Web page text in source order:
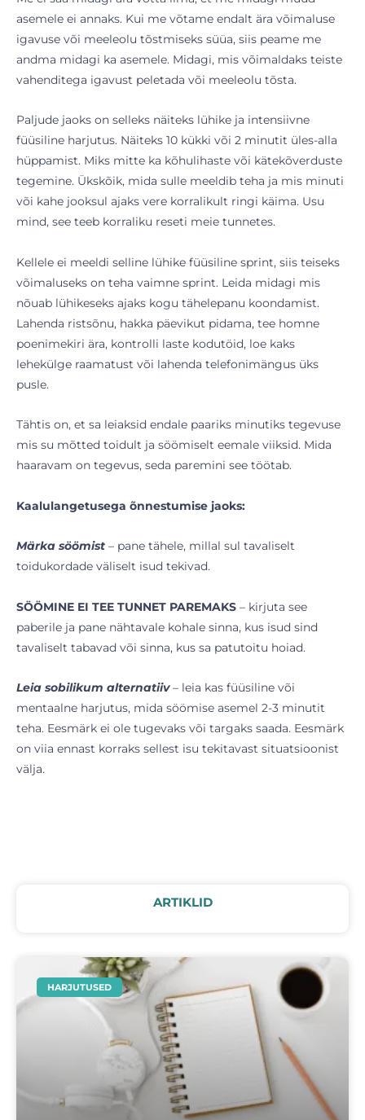
asemele ei annaks. Kui me võtame endalt ära võimaluse
igavuse või meeleolu tõstmiseks süüa, siis peame me
andma midagi ka asemele. Midagi, mis võimaldaks teiste
vahenditega igavust peletada või meeleolu tõsta.
Paljude jaoks on selleks näiteks lühike ja intensiivne
füüsiline harjutus. Näiteks 10 kükki või 2 minutit üles-alla
hüppamist. Miks mitte ka kõhulihaste või kätekõverduste
tegemine. Ükskõik, mida sulle meeldib teha ja mis minuti
või kahe jooksul ajaks vere korralikult ringi käima. Usu
mind, see teeb korraliku reseti meie tunnetes.
Kellele ei meeldi selline lühike füüsiline sprint, siis teiseks
võimaluseks on teha vaimne sprint. Leida midagi mis
nõuab lühikeseks ajaks kogu tähelepanu koondamist.
Lahenda ristsõnu, hakka päevikut pidama, tee homne
poenimekiri ära, kontrolli laste kodutöid, loe kaks
lehekülge raamatust või lahenda telefonimängus üks
pusle.
Tähtis on, et sa leiaksid endale paariks minutiks tegevuse
mis su mõtted toidult ja söömiselt eemale viiksid. Mida
haaravam on tegevus, seda paremini see töötab.
Kaalulangetusega õnnestumise jaoks:
Märka söömist – pane tähele, millal sul tavaliselt
toidukordade väliselt isud tekivad.
SÖÖMINE EI TEE TUNNET PAREMAKS – kirjuta see
paberile ja pane nähtavale kohale sinna, kus isud sind
tavaliselt tabavad või sinna, kus sa patutoitu hoiad.
Leia sobilikum alternatiiv– leia kas füüsiline või
mentaalne harjutus, mida söömise asemel 2-3 minutit
teha. Eesmärk ei ole tugevaks või targaks saada. Eesmärk
on viia ennast korraks sellest isu tekitavast situatsioonist
välja.
ARTIKLID
HARJUTUSED